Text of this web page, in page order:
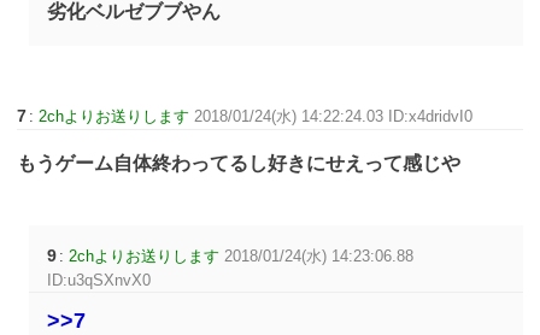
劣化ベルゼブブやん
7 :2chよりお送りします 2018/01/24(水) 14:22:24.03 ID:x4dridvI0
もうゲーム自体終わってるし好きにせえって感じや
9 :2chよりお送りします 2018/01/24(水) 14:23:06.88
ID:u3qSXnvX0
>>7